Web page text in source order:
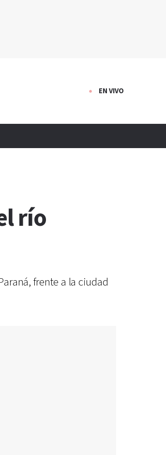
EN VIVO
río
frente a la ciudad